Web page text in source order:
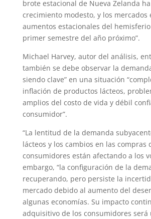
brote estacional de Nueva Zelanda
crecimiento modesto, y los mercados
aumentos estacionales del
primer semestre del año próximo”.
Michael Harvey, autor del análisis,
también se debe observar la
siendo clave” en una situación
inflación de productos lácteos,
amplios del costo de vida y débil
consumidor”.
“La lentitud de la demanda
lácteos y los cambios en las compras
consumidores están afectando a los
embargo, “la configuración de la
recuperando, pero persiste la
mercado debido al aumento del
algunas economías. Su impacto
adquisitivo de los consumidores será